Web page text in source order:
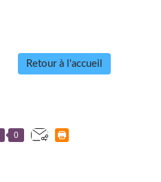
Retour à l'accueil
0